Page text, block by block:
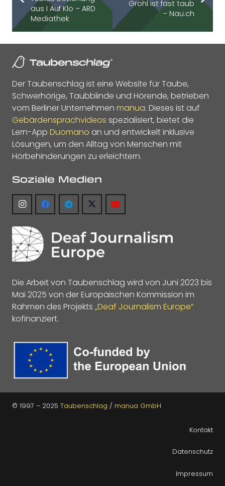
aus I Auf Klo – ARD
Mediathek
Grohl ist fast taub
– Nau.ch
Der Taubenschlag ist eine Website für Taube,
Schwerhörige, Taubblinde und Hörende, betrieben
vom Berliner Unternehmen manua. Dieses ist auf
Gebärdensprachvideos spezialisiert, bietet die
Lern-App Duomano an und entwickelt inklusive
Lösungen, um den Alltag von Menschen mit
Hörbehinderungen zu erleichtern.
Soziale Medien
Die Arbeit von Taubenschlag wird von Juni 2023 bis
Mai 2025 von der Europäischen Kommission im
Rahmen des Projekts „Deaf Journalism Europe“
kofinanziert.
© 1997 – 2025 Taubenschlag / manua GmbH
Kontakt
Datenschutz
Impressum